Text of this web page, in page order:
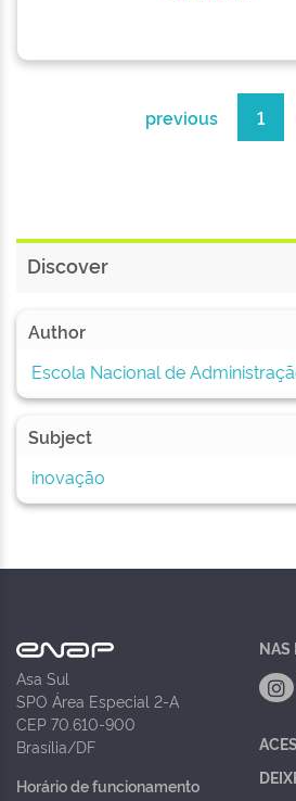
previous 1
Discover
Author
Escola Nacional de
Subject
inovação
Asa Sul
SPO Área Especial 2-A
CEP 70.610-900
Brasília/DF
Horário de funcionamento
NAS